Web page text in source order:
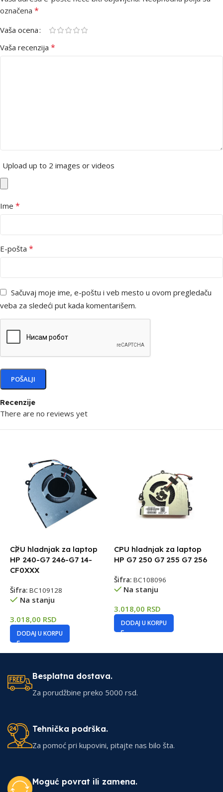
Recenzije
There are no reviews yet
označena *
Vaša ocena
Vaša recenzija *
Upload up to 2 images or videos
Ime *
E-pošta *
Sačuvaj moje ime, e-poštu i veb mesto u ovom pregledaču
veba za sledeći put kada komentarišem.
CPU hladnjak za laptop
HP 240-G7 246-G7 14-
CF0XXX
Šifra: BC109128
Na stanju
3.018,00 RSD
DODAJ U KORPU
CPU hladnjak za laptop
HP G7 250 G7 255 G7 256
Šifra: BC108096
Na stanju
3.018,00 RSD
DODAJ U KORPU
Besplatna dostava.
Za porudžbine preko 5000 rsd.
Tehnička podrška.
Za pomoć pri kupovini, pitajte nas bilo šta.
Moguć povrat ili zamena.